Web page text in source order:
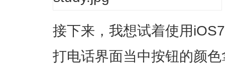
接下来，我想试着使用
打电话界面当中按钮的颜